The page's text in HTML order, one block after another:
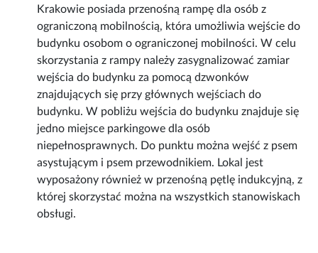
Krakowie posiada przenośną rampę dla osób z
ograniczoną mobilnością, która umożliwia wejście do
budynku osobom o ograniczonej mobilności. W celu
skorzystania z rampy należy zasygnalizować zamiar
wejścia do budynku za pomocą dzwonków
znajdujących się przy głównych wejściach do
budynku. W pobliżu wejścia do budynku znajduje się
jedno miejsce parkingowe dla osób
niepełnosprawnych. Do punktu można wejść z psem
asystującym i psem przewodnikiem. Lokal jest
wyposażony również w przenośną pętlę indukcyjną, z
której skorzystać można na wszystkich stanowiskach
obsługi.